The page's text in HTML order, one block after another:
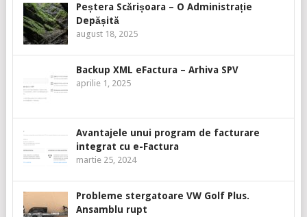
Peștera Scărișoara – O Administrație
Depășită
august 18, 2025
Backup XML eFactura – Arhiva SPV
aprilie 1, 2025
Avantajele unui program de facturare
integrat cu e-Factura
martie 25, 2024
Probleme stergatoare VW Golf Plus.
Ansamblu rupt